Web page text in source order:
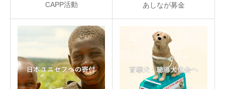
CAPP活動 あしなが募金